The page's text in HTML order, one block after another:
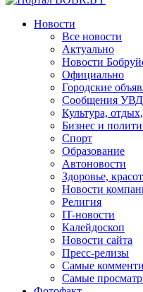
Новости
Все новости
Актуально
Новости
Официально
Городские
Сообщения
Культура,
Бизнес и
Спорт
Образование
Автоновости
Здоровье,
Новости
Религия
IT-новости
Калейдоскоп
Новости сайта
Пресс-релизы
Самые
Самые